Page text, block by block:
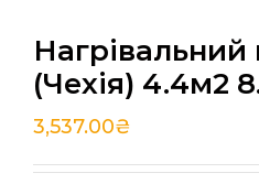
(Чехія) 4.4м2
3,537.00₴